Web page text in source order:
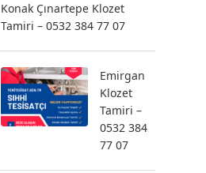
Konak Çınartepe Klozet
Tamiri – 0532 384 77 07
Emirgan
Klozet
Tamiri –
0532 384
77 07